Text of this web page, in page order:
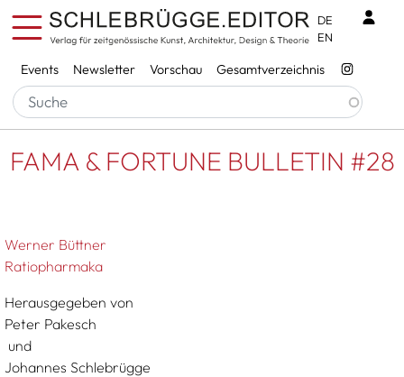
Direkt zum Inhalt
Services
Events Newsletter Vorschau Gesamtverzeichnis
DE
EN
Pfadnavigation
Startseite FAMA & FORTUNE BULLETIN #28
FAMA & FORTUNE BULLETIN #28
Werner Büttner
Ratiopharmaka
Herausgegeben von
Peter Pakesch
und
Johannes Schlebrügge